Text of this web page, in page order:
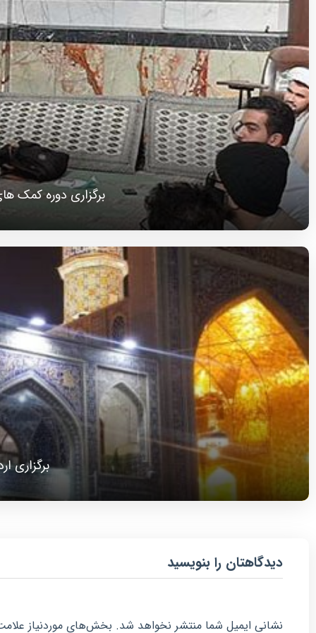
برگزاری دوره کمک
برگزاری
دیدگاهتان را بنویسید
نشانی ایمیل شما منتشر نخواهد شد. بخش‌های موردنیاز